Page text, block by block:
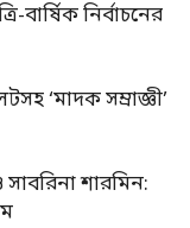
বার্ষিক নির্বাচনের
‘মাদক সম্রাজ্ঞী’
শারমিন: